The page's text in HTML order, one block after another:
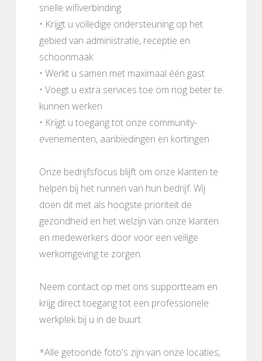
snelle wifiverbinding
• Krijgt u volledige ondersteuning op het
gebied van administratie, receptie en
schoonmaak
• Werkt u samen met maximaal één gast
• Voegt u extra services toe om nog beter te
kunnen werken
• Krijgt u toegang tot onze community-
evenementen, aanbiedingen en kortingen
Onze bedrijfsfocus blijft om onze klanten te
helpen bij het runnen van hun bedrijf. Wij
doen dit met als hoogste prioriteit de
gezondheid en het welzijn van onze klanten
en medewerkers door voor een veilige
werkomgeving te zorgen.
Neem contact op met ons supportteam en
krijg direct toegang tot een professionele
werkplek bij u in de buurt.
*Alle getoonde foto's zijn van onze locaties,